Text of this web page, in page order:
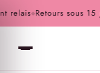
◆Retours sous 15